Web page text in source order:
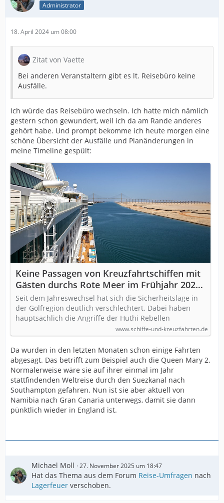
Administrator
18. April 2024 um 08:00
Zitat von Vaette
Bei anderen Veranstaltern gibt es lt. Reisebüro keine
Ausfälle.
Ich würde das Reisebüro wechseln. Ich hatte mich nämlich
gestern schon gewundert, weil ich da am Rande anderes
gehört habe. Und prompt bekomme ich heute morgen eine
schöne Übersicht der Ausfälle und Planänderungen in
meine Timeline gespült:
Keine Passagen von Kreuzfahrtschiffen mit
Gästen durchs Rote Meer im Frühjahr 2024
- Übersicht (Update)
Seit dem Jahreswechsel hat sich die Sicherheitslage in
der Golfregion deutlich verschlechtert. Dabei haben
hauptsächlich die Angriffe der Huthi Rebellen
www.schiffe-und-kreuzfahrten.de
Da wurden in den letzten Monaten schon einige Fahrten
abgesagt. Das betrifft zum Beispiel auch die Queen Mary 2.
Normalerweise wäre sie auf ihrer einmal im Jahr
stattfindenden Weltreise durch den Suezkanal nach
Southampton gefahren. Nun ist sie aber aktuell von
Namibia nach Gran Canaria unterwegs, damit sie dann
pünktlich wieder in England ist.
Michael Moll 27. November 2025 um 18:47
Hat das Thema aus dem Forum Reise-Umfragen nach
Lagerfeuer verschoben.